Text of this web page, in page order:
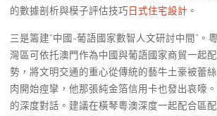
的數據剖析與模子評估技巧 日式住宅設計 。
三是籌建“中國-葡語國家數智人文研討中間”。
灣區可依托澳門作為中國與葡語國家商貿一起
勢，將文明交通的重心從傳統的藝牛土豪被蕾
肉開始痙攣，他那張純金箔信用卡也發出哀嚎
的深度對話。建議在橫琴粵澳深度一起配合區